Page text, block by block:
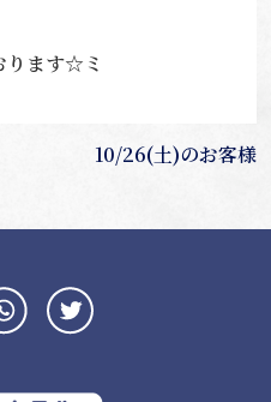
ります☆ミ
10/26(土)のお客様